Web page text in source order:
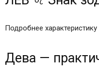
Подробнее характеристику
Дева —